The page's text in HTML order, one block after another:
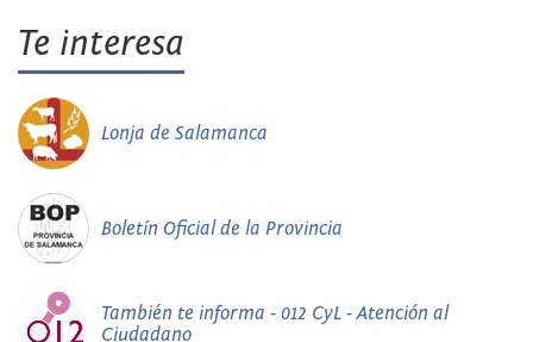
Te interesa
Lonja de Salamanca
Boletín Oficial de la Provincia
También te informa - 012 CyL - Atención al
Ciudadano